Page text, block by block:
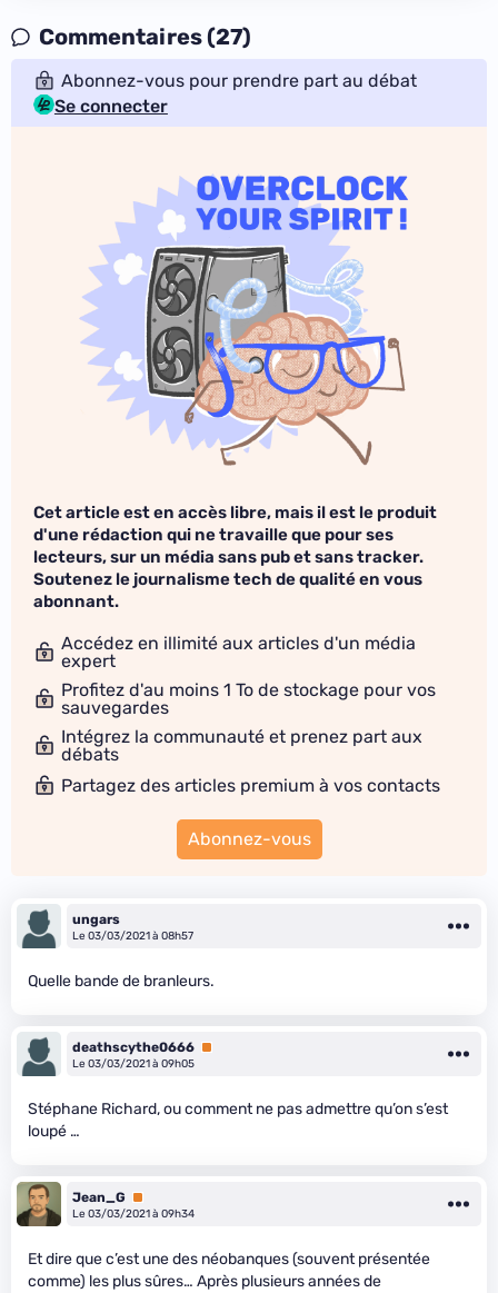
Commentaires (27)
Abonnez-vous pour prendre part au débat
Se connecter
Cet article est en accès libre, mais il est le produit
d'une rédaction qui ne travaille que pour ses
lecteurs, sur un média sans pub et sans tracker.
Soutenez le journalisme tech de qualité en vous
abonnant.
Accédez en illimité aux articles d'un média
expert
Profitez d'au moins 1 To de stockage pour vos
sauvegardes
Intégrez la communauté et prenez part aux
débats
Partagez des articles premium à vos contacts
Abonnez-vous
ungars
Le 03/03/2021 à 08h57
Quelle bande de branleurs.
deathscythe0666 Premium
Le 03/03/2021 à 09h05
Stéphane Richard, ou comment ne pas admettre qu’on s’est
loupé …
Jean_G
Premium
Le 03/03/2021 à 09h34
Et dire que c’est une des néobanques (souvent présentée
comme) les plus sûres… Après plusieurs années de